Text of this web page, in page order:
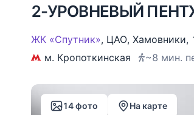
2-УРОВНЕВЫЙ
ЖК «Спутник», ЦАО, Хамовники,
м. Кропоткинская
~8 мин.
14 фото На карте